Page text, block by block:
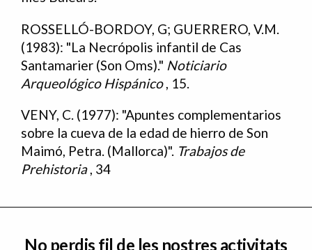
ROSSELLÓ-BORDOY, G; GUERRERO, V.M.
(1983): "La Necrópolis infantil de Cas
Santamarier (Son Oms)." Noticiario
Arqueológico Hispánico, 15.
VENY, C. (1977): "Apuntes complementarios
sobre la cueva de la edad de hierro de Son
Maimó, Petra. (Mallorca)". Trabajos de
Prehistoria, 34
No perdis fil de les nostres activitats